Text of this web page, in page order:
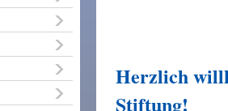
Herzlich
Stiftung!